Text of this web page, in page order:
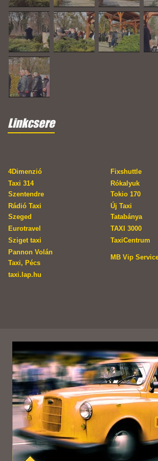
Linkcsere
4Dimenzió
Fixshuttle
Taxi 314
Szentendre
Rókalyuk
Tokio 170
Rádió Taxi
Szeged
Új Taxi
Tatabánya
Eurotravel
TAXI 3000
Sziget taxi
TaxiCentrum
Pannon Volán
Taxi, Pécs
MB Vip
taxi.lap.hu